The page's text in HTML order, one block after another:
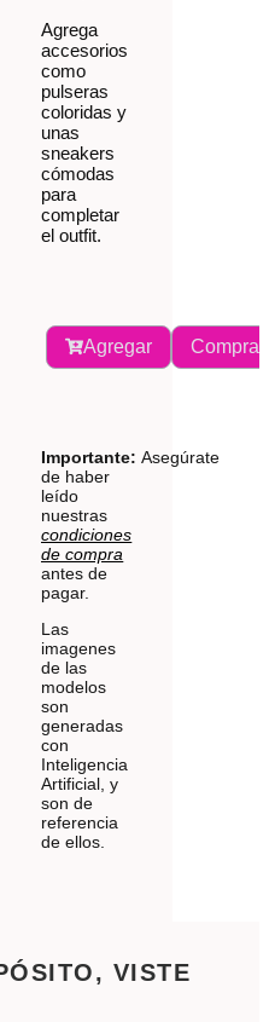
Agrega
accesorios
como
pulseras
coloridas y
unas
sneakers
cómodas
para
completar
el outfit.
Agregar Comprar
Importante: Asegúrate
de haber
leído
nuestras
condiciones
de compra
antes de
pagar.
Las
imagenes
de las
modelos
son
generadas
con
Inteligencia
Artificial, y
son de
referencia
de ellos.
VISTE